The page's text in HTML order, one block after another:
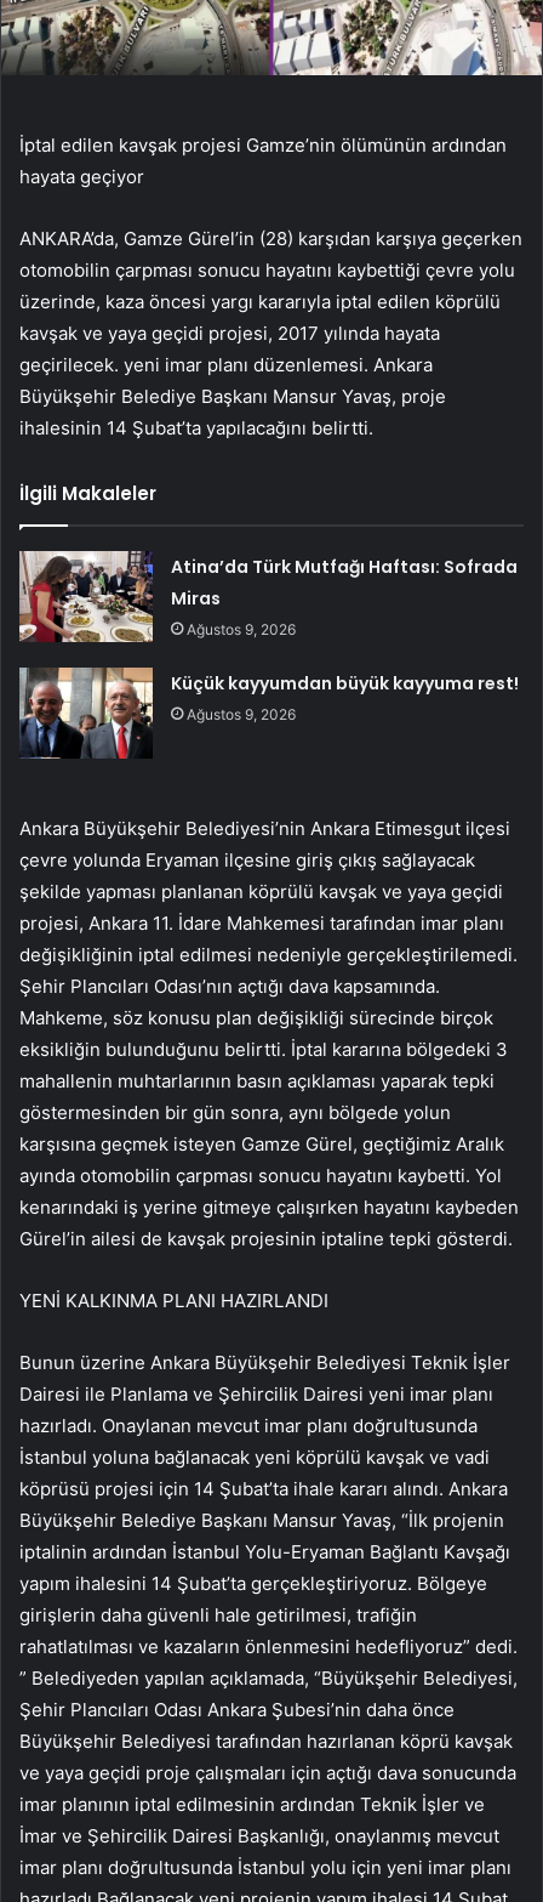
İptal edilen kavşak projesi Gamze’nin ölümünün ardından
hayata geçiyor
ANKARA’da, Gamze Gürel’in (28) karşıdan karşıya geçerken
otomobilin çarpması sonucu hayatını kaybettiği çevre yolu
üzerinde, kaza öncesi yargı kararıyla iptal edilen köprülü
kavşak ve yaya geçidi projesi, 2017 yılında hayata
geçirilecek. yeni imar planı düzenlemesi. Ankara
Büyükşehir Belediye Başkanı Mansur Yavaş, proje
ihalesinin 14 Şubat’ta yapılacağını belirtti.
İlgili Makaleler
Atina’da Türk Mutfağı Haftası: Sofrada
Miras
Ağustos 9, 2026
Küçük kayyumdan büyük kayyuma rest!
Ağustos 9, 2026
Ankara Büyükşehir Belediyesi’nin Ankara Etimesgut ilçesi
çevre yolunda Eryaman ilçesine giriş çıkış sağlayacak
şekilde yapması planlanan köprülü kavşak ve yaya geçidi
projesi, Ankara 11. İdare Mahkemesi tarafından imar planı
değişikliğinin iptal edilmesi nedeniyle gerçekleştirilemedi.
Şehir Plancıları Odası’nın açtığı dava kapsamında.
Mahkeme, söz konusu plan değişikliği sürecinde birçok
eksikliğin bulunduğunu belirtti. İptal kararına bölgedeki 3
mahallenin muhtarlarının basın açıklaması yaparak tepki
göstermesinden bir gün sonra, aynı bölgede yolun
karşısına geçmek isteyen Gamze Gürel, geçtiğimiz Aralık
ayında otomobilin çarpması sonucu hayatını kaybetti. Yol
kenarındaki iş yerine gitmeye çalışırken hayatını kaybeden
Gürel’in ailesi de kavşak projesinin iptaline tepki gösterdi.
YENİ KALKINMA PLANI HAZIRLANDI
Bunun üzerine Ankara Büyükşehir Belediyesi Teknik İşler
Dairesi ile Planlama ve Şehircilik Dairesi yeni imar planı
hazırladı. Onaylanan mevcut imar planı doğrultusunda
İstanbul yoluna bağlanacak yeni köprülü kavşak ve vadi
köprüsü projesi için 14 Şubat’ta ihale kararı alındı. Ankara
Büyükşehir Belediye Başkanı Mansur Yavaş, “İlk projenin
iptalinin ardından İstanbul Yolu-Eryaman Bağlantı Kavşağı
yapım ihalesini 14 Şubat’ta gerçekleştiriyoruz. Bölgeye
girişlerin daha güvenli hale getirilmesi, trafiğin
rahatlatılması ve kazaların önlenmesini hedefliyoruz” dedi.
” Belediyeden yapılan açıklamada, “Büyükşehir Belediyesi,
Şehir Plancıları Odası Ankara Şubesi’nin daha önce
Büyükşehir Belediyesi tarafından hazırlanan köprü kavşak
ve yaya geçidi proje çalışmaları için açtığı dava sonucunda
imar planının iptal edilmesinin ardından Teknik İşler ve
İmar ve Şehircilik Dairesi Başkanlığı, onaylanmış mevcut
imar planı doğrultusunda İstanbul yolu için yeni imar planı